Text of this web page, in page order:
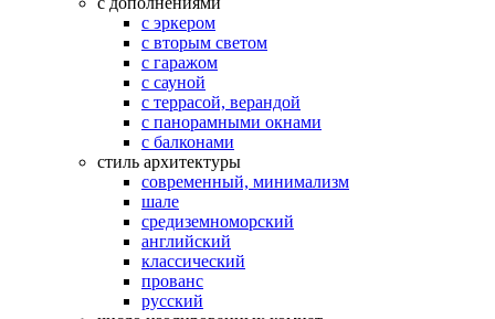
с эркером
с вторым светом
с гаражом
с сауной
с террасой, верандой
с панорамными окнами
с балконами
стиль архитектуры
современный, минимализм
шале
средиземноморский
английский
классический
прованс
русский